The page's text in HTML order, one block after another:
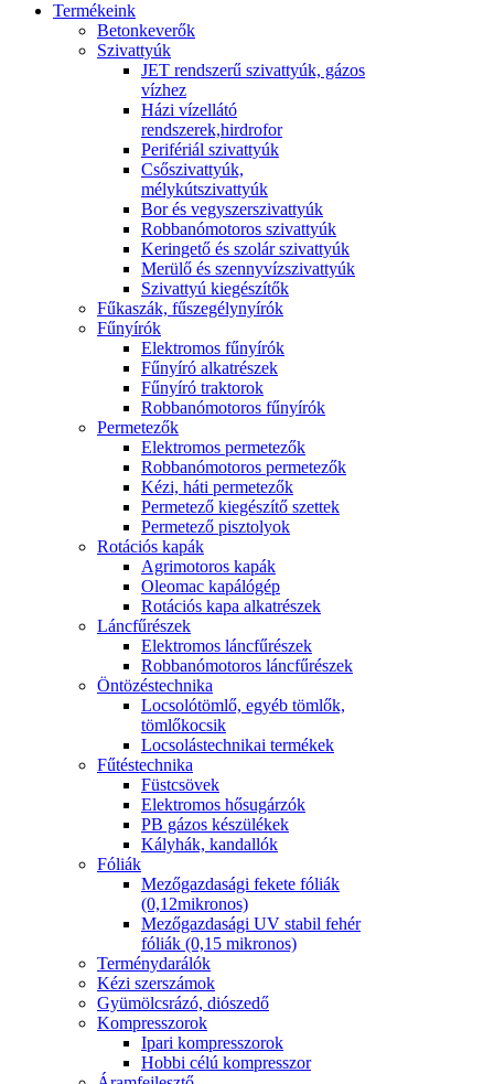
Termékeink
Betonkeverők
Szivattyúk
JET rendszerű szivattyúk, gázos
vízhez
Házi vízellátó
rendszerek,hirdrofor
Perifériál szivattyúk
Csőszivattyúk,
mélykútszivattyúk
Bor és vegyszerszivattyúk
Robbanómotoros szivattyúk
Keringető és szolár szivattyúk
Merülő és szennyvízszivattyúk
Szivattyú kiegészítők
Fűkaszák, fűszegélynyírók
Fűnyírók
Elektromos fűnyírók
Fűnyíró alkatrészek
Fűnyíró traktorok
Robbanómotoros fűnyírók
Permetezők
Elektromos permetezők
Robbanómotoros permetezők
Kézi, háti permetezők
Permetező kiegészítő szettek
Permetező pisztolyok
Rotációs kapák
Agrimotoros kapák
Oleomac kapálógép
Rotációs kapa alkatrészek
Láncfűrészek
Elektromos láncfűrészek
Robbanómotoros láncfűrészek
Öntözéstechnika
Locsolótömlő, egyéb tömlők,
tömlőkocsik
Locsolástechnikai termékek
Fűtéstechnika
Füstcsövek
Elektromos hősugárzók
PB gázos készülékek
Kályhák, kandallók
Fóliák
Mezőgazdasági fekete fóliák
(0,12mikronos)
Mezőgazdasági UV stabil fehér
fóliák (0,15 mikronos)
Terménydarálók
Kézi szerszámok
Gyümölcsrázó, diószedő
Kompresszorok
Ipari kompresszorok
Hobbi célú kompresszor